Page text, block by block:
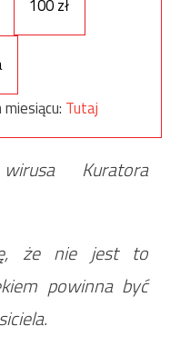
100 zł
Tutaj
Kuratora
że nie jest to
powinna być